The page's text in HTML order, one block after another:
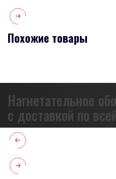
Похожие товары
Нагнетательное
с доставкой по